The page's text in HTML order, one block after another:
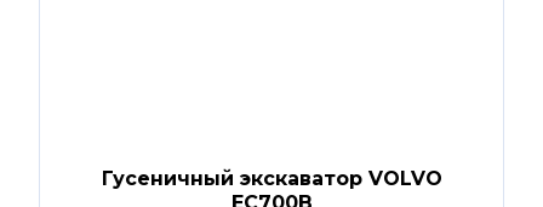
Гусеничный экскаватор VOLVO